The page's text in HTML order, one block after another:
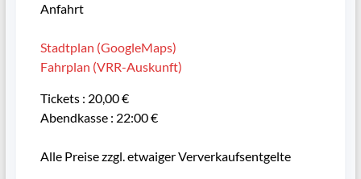
Anfahrt
Stadtplan (GoogleMaps)
Fahrplan (VRR-Auskunft)
Tickets : 20,00 €
Abendkasse : 22:00 €
Alle Preise zzgl. etwaiger Ververkaufsentgelte